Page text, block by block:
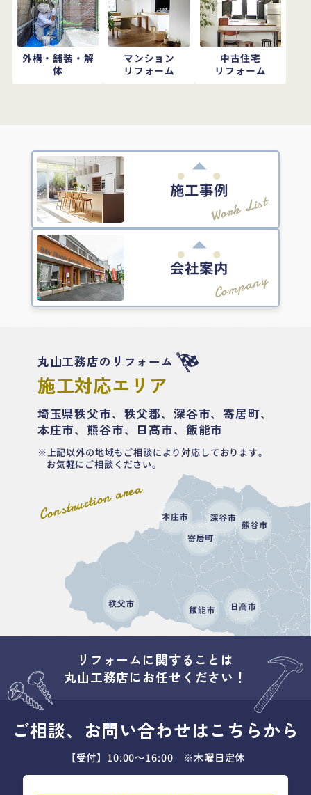
外構・舗装・解
体
マンション
リフォーム
中古住宅
リフォーム
施工事例
Work List
会社案内
Company
Construction area
丸山工務店のリフォーム
施工対応エリア
埼玉県秩父市、秩父郡、深谷市、寄居町、
本庄市、熊谷市、日高市、飯能市
上記以外の地域もご相談により対応しております。
お気軽にご相談ください。
リフォームに関することは
丸山工務店にお任せください！
ご相談、お問い合わせはこちらから
【受付】10:00～16:00 ※木曜日定休